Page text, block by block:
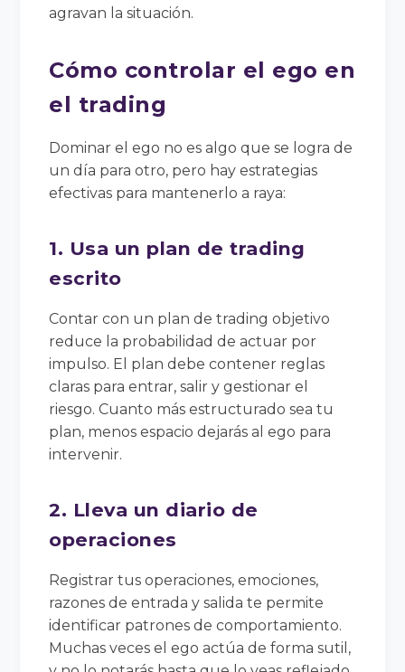
agravan la situación.
Cómo controlar el ego en
el trading
Dominar el ego no es algo que se logra de
un día para otro, pero hay estrategias
efectivas para mantenerlo a raya:
1. Usa un plan de trading
escrito
Contar con un plan de trading objetivo
reduce la probabilidad de actuar por
impulso. El plan debe contener reglas
claras para entrar, salir y gestionar el
riesgo. Cuanto más estructurado sea tu
plan, menos espacio dejarás al ego para
intervenir.
2. Lleva un diario de
operaciones
Registrar tus operaciones, emociones,
razones de entrada y salida te permite
identificar patrones de comportamiento.
Muchas veces el ego actúa de forma sutil,